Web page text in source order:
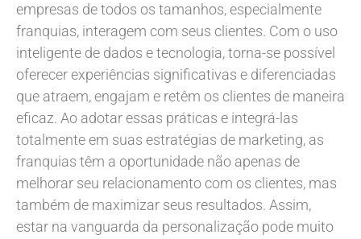
empresas de todos os tamanhos, especialmente
franquias, interagem com seus clientes. Com o uso
inteligente de dados e tecnologia, torna-se possível
oferecer experiências significativas e diferenciadas
que atraem, engajam e retêm os clientes de maneira
eficaz. Ao adotar essas práticas e integrá-las
totalmente em suas estratégias de marketing, as
franquias têm a oportunidade não apenas de
melhorar seu relacionamento com os clientes, mas
também de maximizar seus resultados. Assim,
estar na vanguarda da personalização pode muito